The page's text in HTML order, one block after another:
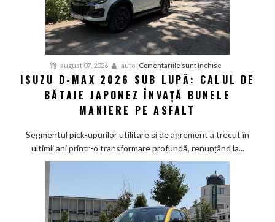
august 07, 2026 auto Comentariile sunt închise
D-
sub
lupă:
de
bătaie
japonez
învață
ISUZU D-MAX 2026 SUB LUPĂ: CALUL DE
BĂTAIE JAPONEZ ÎNVAȚĂ BUNELE
MANIERE PE ASFALT
Segmentul pick-upurilor utilitare și de agrement a trecut în
ultimii ani printr-o transformare profundă, renunțând la...